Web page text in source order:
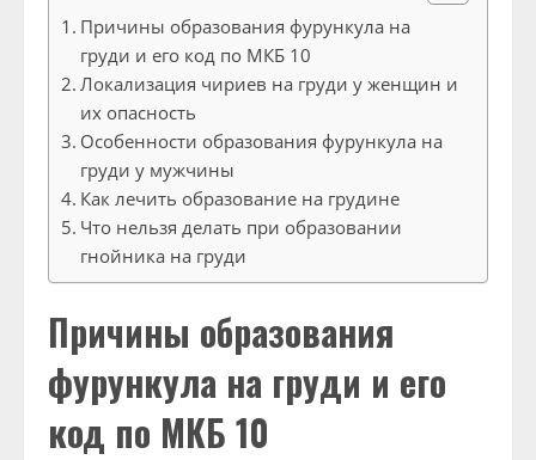
Причины образования фурункула на
груди и его код по МКБ 10
Локализация чириев на груди у женщин и
их опасность
Особенности образования фурункула на
груди у мужчины
Как лечить образование на грудине
Что нельзя делать при образовании
гнойника на груди
Причины образования
фурункула на груди и его
код по МКБ 10